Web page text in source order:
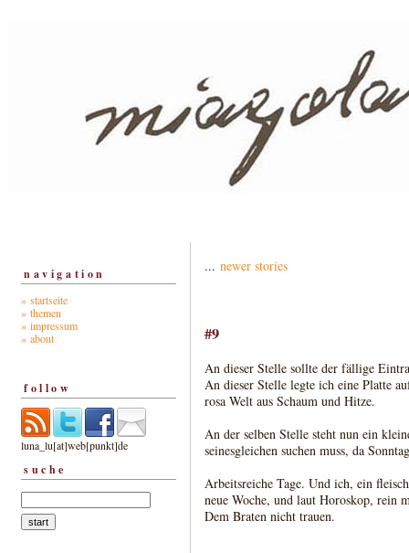
navigation
» startseite
» themen
» impressum
» about
follow
luna_lu[at]web[punkt]de
suche
... newer stories
#9
An dieser Stelle sollte der fällige
An dieser Stelle legte ich eine Platte
rosa Welt aus Schaum und Hitze.
An der selben Stelle steht nun ein
seinesgleichen suchen muss, da
Arbeitsreiche Tage. Und ich, ein
neue Woche, und laut Horoskop, rein
Dem Braten nicht trauen.